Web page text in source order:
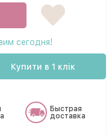
сегодня!
Купити в 1 клік
Быстрая
доставка